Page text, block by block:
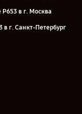
в г. Москва
в г. Санкт-Петербург